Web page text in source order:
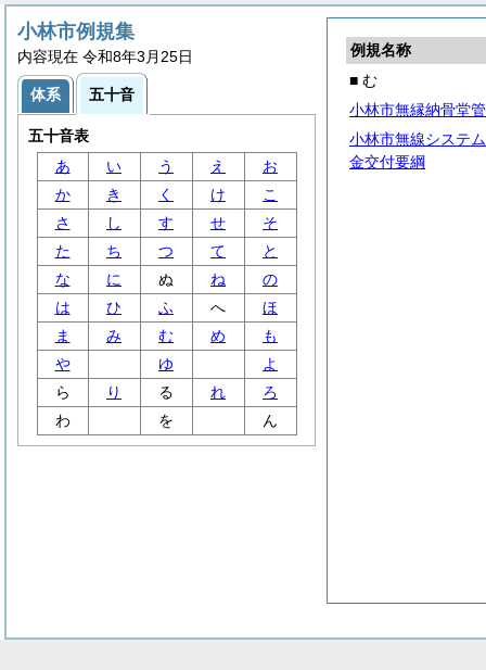
例規名称
■ む
小林市無縁納骨堂
小林市無線システ
金交付要綱
小林市例規集
内容現在 令和8年3月25日
体系 五十音
五十音表
あ
い う え
お
か
き く け
こ
さ
し す せ
そ
た
ち つ て
と
な
に ぬ ね
の
は
ひ ふ へ
ほ
ま
み む め
も
や
ゆ
よ
ら
り る れ
ろ
わ
を ん